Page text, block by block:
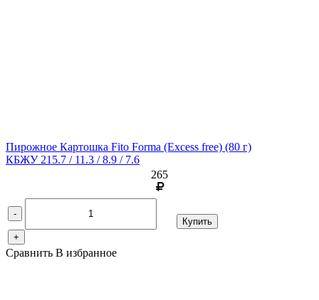
Пирожное Картошка Fito Forma (Excess free) (80 г)
КБЖУ 215.7 / 11.3 / 8.9 / 7.6
265
-
+
Купить
Сравнить В избранное